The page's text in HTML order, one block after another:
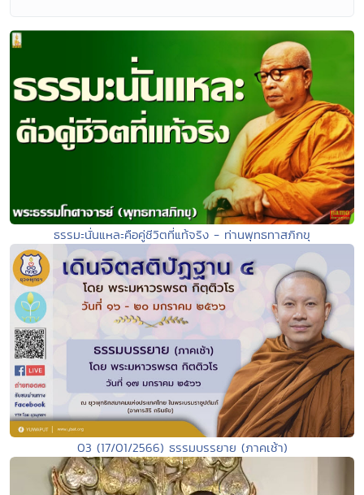
ธรรมะนั่นแหละคือคู่ชีวิตที่แท้จริง - ท่านพุทธทาสภิกขุ
03 (17/01/2566) ธรรมบรรยาย (ภาคเช้า)